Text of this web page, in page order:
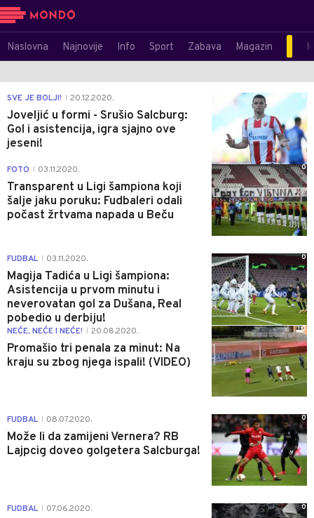
Naslovna Najnovije Info Sport Zabava Magazin
SVE JE BOLJI! 20.12.2020.
Joveljić u formi - Srušio Salcburg:
Gol i asistencija, igra sjajno ove
jeseni!
0
FOTO 03.11.2020.
Transparent u Ligi šampiona koji
šalje jaku poruku: Fudbaleri odali
počast žrtvama napada u Beču
0
FUDBAL 03.11.2020.
Magija Tadića u Ligi šampiona:
Asistencija u prvom minutu i
neverovatan gol za Dušana, Real
pobedio u derbiju!
0
NEĆE, NEĆE I NEĆE! 20.08.2020.
Promašio tri penala za minut: Na
kraju su zbog njega ispali! (VIDEO)
0
FUDBAL 08.07.2020.
Može li da zamijeni Vernera? RB
Lajpcig doveo golgetera Salcburga!
0
FUDBAL 07.06.2020. 0